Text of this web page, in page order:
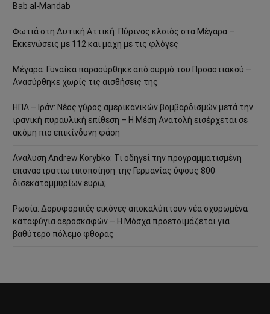
Bab al-Mandab
Φωτιά στη Δυτική Αττική: Πύρινος κλοιός στα Μέγαρα –
Εκκενώσεις με 112 και μάχη με τις φλόγες
Μέγαρα: Γυναίκα παρασύρθηκε από συρμό του Προαστιακού –
Ανασύρθηκε χωρίς τις αισθήσεις της
ΗΠΑ – Ιράν: Νέος γύρος αμερικανικών βομβαρδισμών μετά την
ιρανική πυραυλική επίθεση – Η Μέση Ανατολή εισέρχεται σε
ακόμη πιο επικίνδυνη φάση
Ανάλυση Andrew Korybko: Τι οδηγεί την προγραμματισμένη
επαναστρατιωτικοποίηση της Γερμανίας ύψους 800
δισεκατομμυρίων ευρώ;
Ρωσία: Δορυφορικές εικόνες αποκαλύπτουν νέα οχυρωμένα
καταφύγια αεροσκαφών – Η Μόσχα προετοιμάζεται για
βαθύτερο πόλεμο φθοράς